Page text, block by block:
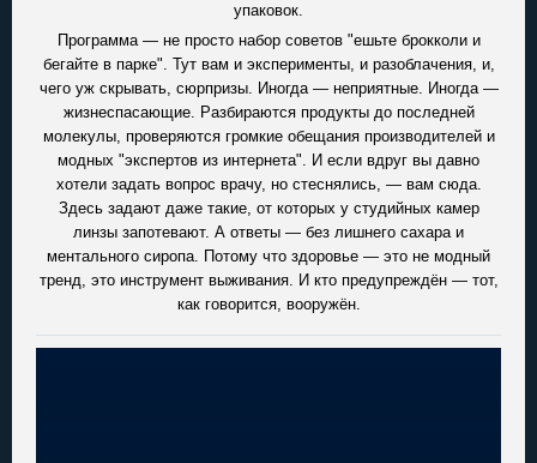
упаковок.
Программа — не просто набор советов "ешьте брокколи и
бегайте в парке". Тут вам и эксперименты, и разоблачения, и,
чего уж скрывать, сюрпризы. Иногда — неприятные. Иногда —
жизнеспасающие. Разбираются продукты до последней
молекулы, проверяются громкие обещания производителей и
модных "экспертов из интернета". И если вдруг вы давно
хотели задать вопрос врачу, но стеснялись, — вам сюда.
Здесь задают даже такие, от которых у студийных камер
линзы запотевают. А ответы — без лишнего сахара и
ментального сиропа. Потому что здоровье — это не модный
тренд, это инструмент выживания. И кто предупреждён — тот,
как говорится, вооружён.